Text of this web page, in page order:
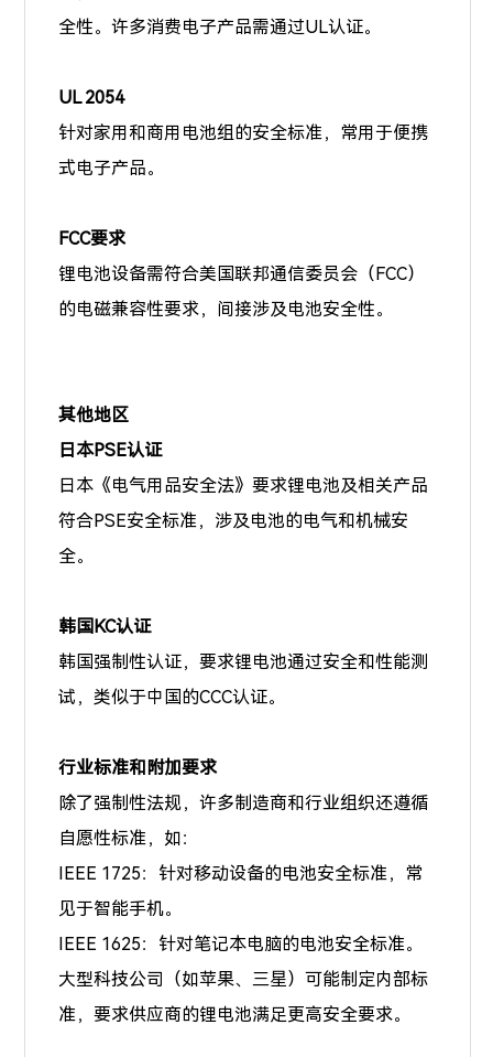
全性。许多消费电子产品需通过UL认证。
UL 2054
针对家用和商用电池组的安全标准，常用于便携
式电子产品。
FCC要求
锂电池设备需符合美国联邦通信委员会（FCC）
的电磁兼容性要求，间接涉及电池安全性。
其他地区
日本PSE认证
日本《电气用品安全法》要求锂电池及相关产品
符合PSE安全标准，涉及电池的电气和机械安
全。
韩国KC认证
韩国强制性认证，要求锂电池通过安全和性能测
试，类似于中国的CCC认证。
行业标准和附加要求
除了强制性法规，许多制造商和行业组织还遵循
自愿性标准，如：
IEEE 1725：针对移动设备的电池安全标准，常
见于智能手机。
IEEE 1625：针对笔记本电脑的电池安全标准。
大型科技公司（如苹果、三星）可能制定内部标
准，要求供应商的锂电池满足更高安全要求。